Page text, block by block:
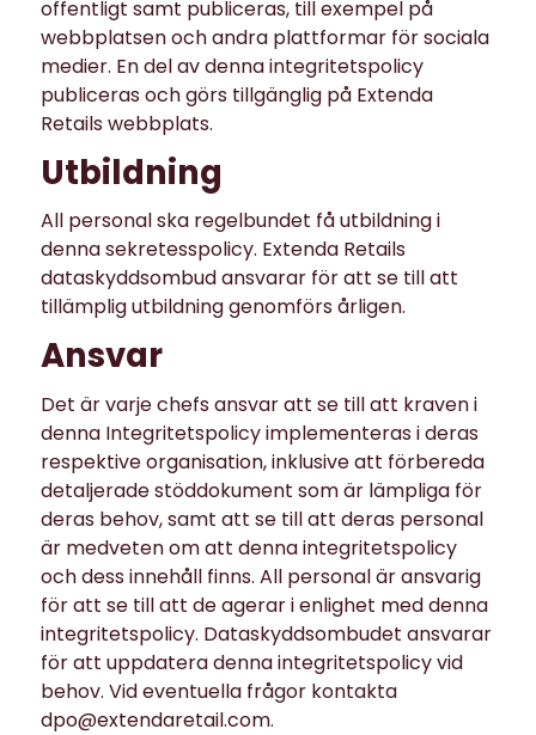
offentligt samt publiceras, till exempel på
webbplatsen och andra plattformar för sociala
medier. En del av denna integritetspolicy
publiceras och görs tillgänglig på Extenda
Retails webbplats.
Utbildning
All personal ska regelbundet få utbildning i
denna sekretesspolicy. Extenda Retails
dataskyddsombud ansvarar för att se till att
tillämplig utbildning genomförs årligen.
Ansvar
Det är varje chefs ansvar att se till att kraven i
denna Integritetspolicy implementeras i deras
respektive organisation, inklusive att förbereda
detaljerade stöddokument som är lämpliga för
deras behov, samt att se till att deras personal
är medveten om att denna integritetspolicy
och dess innehåll finns. All personal är ansvarig
för att se till att de agerar i enlighet med denna
integritetspolicy. Dataskyddsombudet ansvarar
för att uppdatera denna integritetspolicy vid
behov. Vid eventuella frågor kontakta
dpo@extendaretail.com.